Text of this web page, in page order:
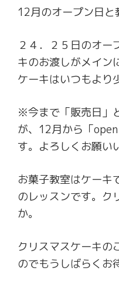
12月のオープン日と
２４．２５日のオー
キのお渡しがメイン
ケーキはいつもより
※今まで「販売日」
が、12月から「
す。よろしくお願い
お菓子教室はケーキ
のレッスンです。ク
か。
クリスマスケーキの
のでもうしばらくお